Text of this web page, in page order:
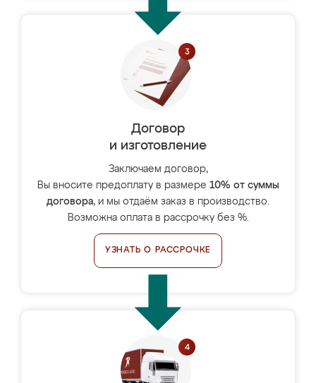
Договор
и изготовление
Заключаем договор,
Вы вносите предоплату в размере 10% от суммы
договора, и мы отдаём заказ в производство.
Возможна оплата в рассрочку без %.
УЗНАТЬ О РАССРОЧКЕ